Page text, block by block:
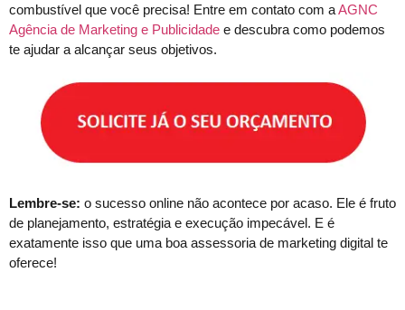
combustível que você precisa! Entre em contato com aAGNC
Agência de Marketing e Publicidade e descubra como podemos
te ajudar a alcançar seus objetivos.
Lembre-se: o sucesso online não acontece por acaso. Ele é fruto
de planejamento, estratégia e execução impecável. E é
exatamente isso que uma boa assessoria de marketing digital te
oferece!